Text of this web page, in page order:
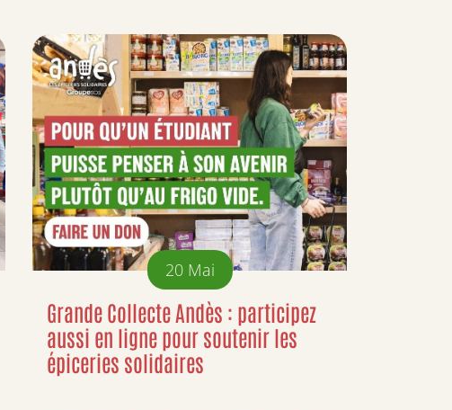
20 Mai
Grande Collecte Andès : participez
aussi en ligne pour soutenir les
épiceries solidaires